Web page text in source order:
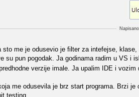
sto me je odusevio je filter za intefejse,
su pun pogodak. Ja godinama radim u VS i
verzije imale. Ja upalim IDE i vozim
me odusevila je brz start programa. Brzi je
testing